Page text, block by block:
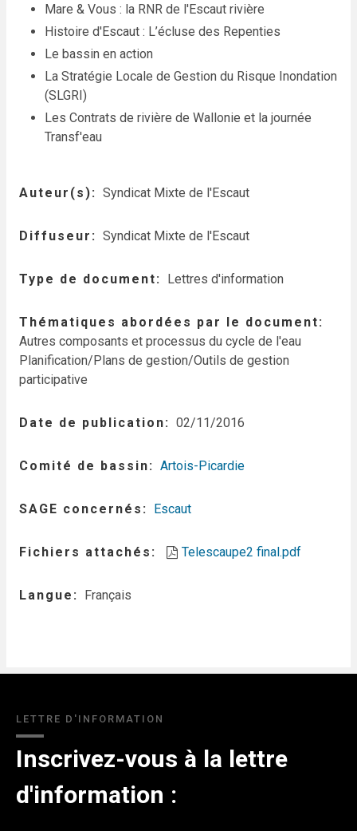
Mare & Vous : la RNR de l'Escaut rivière
Histoire d'Escaut : L’écluse des Repenties
Le bassin en action
La Stratégie Locale de Gestion du Risque Inondation
(SLGRI)
Les Contrats de rivière de Wallonie et la journée
Transf'eau
Auteur(s) Syndicat Mixte de l'Escaut
Diffuseur Syndicat Mixte de l'Escaut
Type de document Lettres d'information
Thématiques abordées par le document
Autres composants et processus du cycle de l'eau
Planification/Plans de gestion/Outils de gestion
participative
Date de publication 02/11/2016
Comité de bassin Artois-Picardie
SAGE concernés Escaut
Fichiers attachés Telescaupe2 final.pdf
Langue Français
LETTRE D'INFORMATION
Inscrivez-vous à la lettre
d'information :